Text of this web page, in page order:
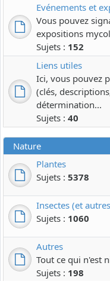
Evénements et
Vous pouvez
expositions
Sujets : 152
Liens utiles
Ici, vous pouvez
(clés,
détermination...
Sujets : 40
Nature
Plantes
Sujets : 5378
Insectes (et
Sujets : 1060
Autres
Tout ce qui n'est
Sujets : 198